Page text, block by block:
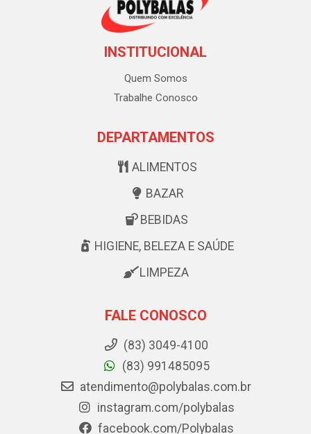
INSTITUCIONAL
Quem Somos
Trabalhe Conosco
DEPARTAMENTOS
ALIMENTOS
BAZAR
BEBIDAS
HIGIENE, BELEZA E SAÚDE
LIMPEZA
FALE CONOSCO
(83) 3049-4100
(83) 991485095
atendimento@polybalas.com.br
instagram.com/polybalas
facebook.com/Polybalas